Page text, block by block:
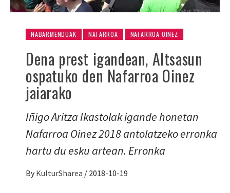
NABARMENDUAK NAFARROA NAFARROA OINEZ
Dena prest igandean, Altsasun
ospatuko den Nafarroa Oinez
jaiarako
Iñigo Aritza Ikastolak igande honetan
Nafarroa Oinez 2018 antolatzeko erronka
hartu du esku artean. Erronka
By KulturSharea / 2018-10-19